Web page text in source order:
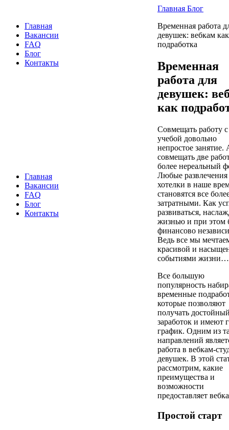
Главная
Вакансии
FAQ
Блог
Контакты
Главная
Вакансии
FAQ
Блог
Контакты
Главная Блог
Временная работа
девушек: вебкам как
подработка
Временная
работа для
девушек:
как
Совмещать работу с
учебой довольно
непростое занятие.
совмещать две
более нереальный
Любые
хотелки в наше
становятся все
затратными. Как
развиваться,
жизнью и при этом
финансово
Ведь все мы
красивой и
событиями жизни…
Все большую
популярность
временные
которые позволяют
получать
заработок и имеют
график. Одним из
направлений
работа в вебкам-
девушек. В этой
рассмотрим, какие
преимущества и
возможности
предоставляет
Простой старт